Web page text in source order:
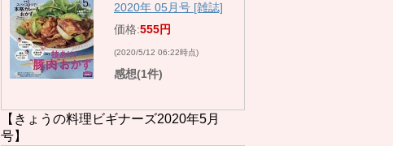
2020年 05月号 [雑誌]
価格:555円
(2020/5/12 06:22時点)
感想(1件)
【きょうの料理ビギナーズ2020年5月
号】